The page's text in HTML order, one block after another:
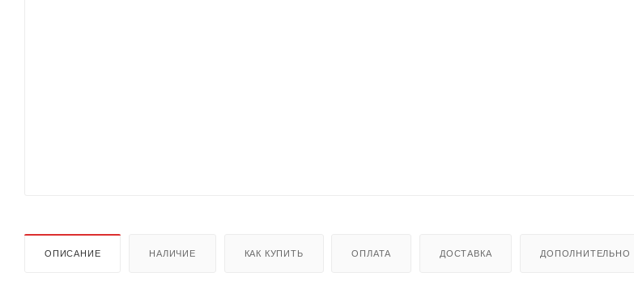
ОПИСАНИЕ НАЛИЧИЕ КАК КУПИТЬ ОПЛАТА ДОСТАВКА ДОПОЛНИТЕЛЬНО